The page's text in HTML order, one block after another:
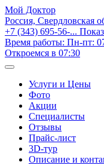
Мой Доктор
Россия, Свердловская
+7 (343) 695-56-...
Время работы: Пн-пт:
Откроемся в 07:30
Услуги и Цены
Фото
Акции
Специалисты
Отзывы
Прайс-лист
3D-тур
Описание и